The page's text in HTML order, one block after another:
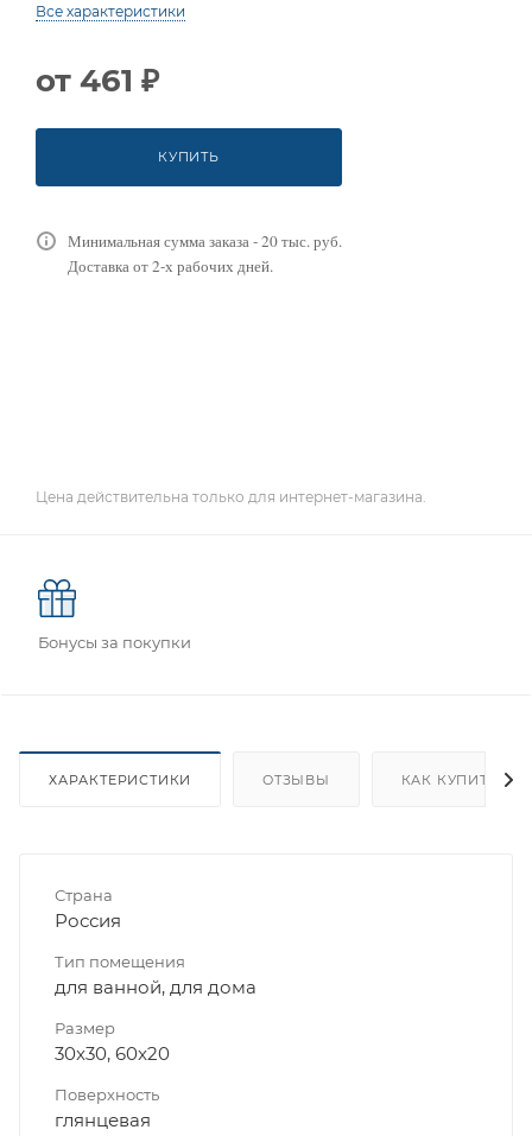
Все характеристики
от 461 ₽
КУПИТЬ
Минимальная сумма заказа - 20 тыс. руб.
Доставка от 2-х рабочих дней.
Цена действительна только для интернет-магазина.
Бонусы за покупки
ХАРАКТЕРИСТИКИ ОТЗЫВЫ КАК КУПИТЬ
Страна
Россия
Тип помещения
для ванной, для дома
Размер
30x30, 60x20
Поверхность
глянцевая